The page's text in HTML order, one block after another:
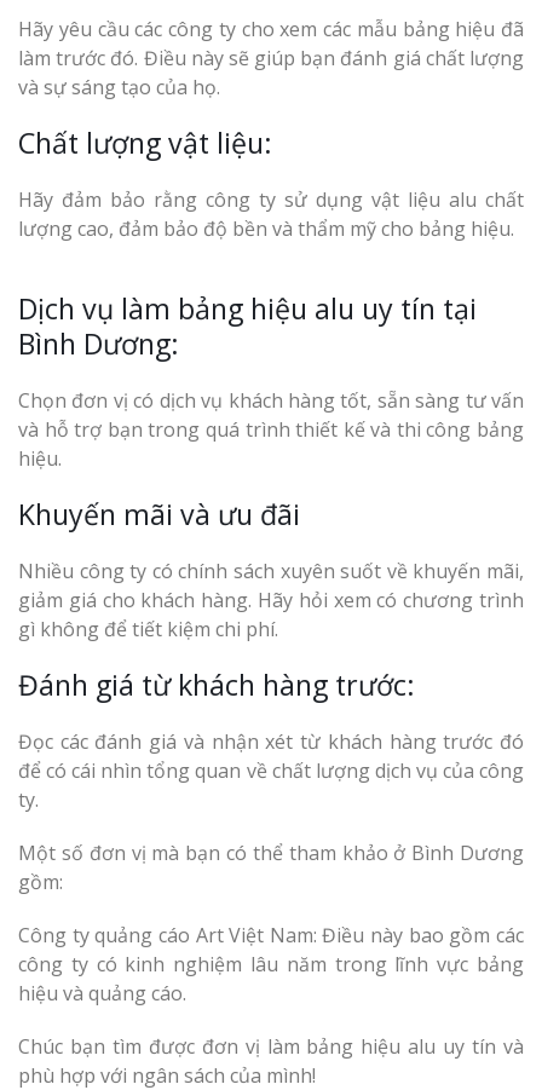
Hãy yêu cầu các công ty cho xem các mẫu bảng hiệu đã
làm trước đó. Điều này sẽ giúp bạn đánh giá chất lượng
và sự sáng tạo của họ.
Chất lượng vật liệu:
Hãy đảm bảo rằng công ty sử dụng vật liệu alu chất
lượng cao, đảm bảo độ bền và thẩm mỹ cho bảng hiệu.
Dịch vụ làm bảng hiệu alu uy tín tại
Bình Dương:
Chọn đơn vị có dịch vụ khách hàng tốt, sẵn sàng tư vấn
và hỗ trợ bạn trong quá trình thiết kế và thi công bảng
hiệu.
Khuyến mãi và ưu đãi
Nhiều công ty có chính sách xuyên suốt về khuyến mãi,
giảm giá cho khách hàng. Hãy hỏi xem có chương trình
gì không để tiết kiệm chi phí.
Đánh giá từ khách hàng trước:
Đọc các đánh giá và nhận xét từ khách hàng trước đó
để có cái nhìn tổng quan về chất lượng dịch vụ của công
ty.
Một số đơn vị mà bạn có thể tham khảo ở Bình Dương
gồm:
Công ty quảng cáo Art Việt Nam: Điều này bao gồm các
công ty có kinh nghiệm lâu năm trong lĩnh vực bảng
hiệu và quảng cáo.
Chúc bạn tìm được đơn vị làm bảng hiệu alu uy tín và
phù hợp với ngân sách của mình!